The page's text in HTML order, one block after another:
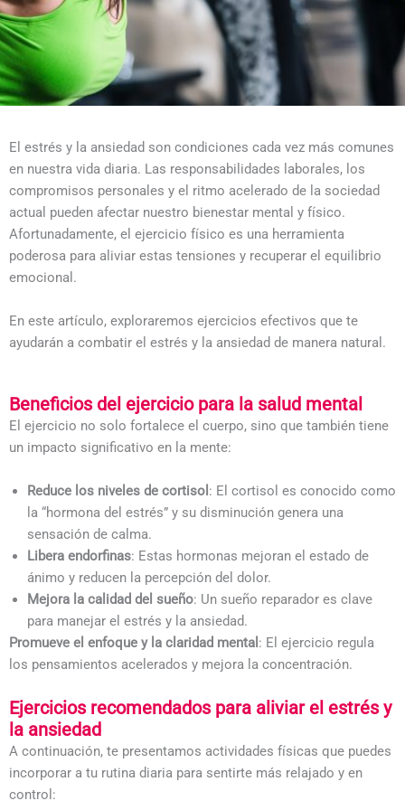
El estrés y la ansiedad son condiciones cada vez más comunes
en nuestra vida diaria. Las responsabilidades laborales, los
compromisos personales y el ritmo acelerado de la sociedad
actual pueden afectar nuestro bienestar mental y físico.
Afortunadamente, el ejercicio físico es una herramienta
poderosa para aliviar estas tensiones y recuperar el equilibrio
emocional.
En este artículo, exploraremos ejercicios efectivos que te
ayudarán a combatir el estrés y la ansiedad de manera natural.
Beneficios del ejercicio para la salud mental
El ejercicio no solo fortalece el cuerpo, sino que también tiene
un impacto significativo en la mente:
Reduce los niveles de cortisol : El cortisol es conocido como
la “hormona del estrés” y su disminución genera una
sensación de calma.
Libera endorfinas: Estas hormonas mejoran el estado de
ánimo y reducen la percepción del dolor.
Mejora la calidad del sueño: Un sueño reparador es clave
para manejar el estrés y la ansiedad.
Promueve el enfoque y la claridad mental : El ejercicio regula
los pensamientos acelerados y mejora la concentración.
Ejercicios recomendados para aliviar el estrés y
la ansiedad
A continuación, te presentamos actividades físicas que puedes
incorporar a tu rutina diaria para sentirte más relajado y en
control: